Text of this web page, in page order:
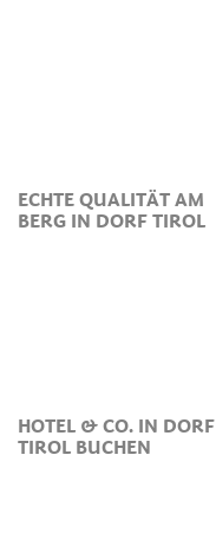
ECHTE QUALITÄT AM
BERG IN DORF TIROL
HOTEL & CO. IN DORF
TIROL BUCHEN